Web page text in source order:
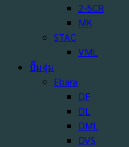
2-5CR
MK
STAC
VML
ปั๊มจุ่ม
Ebara
DF
DL
DML
DVS